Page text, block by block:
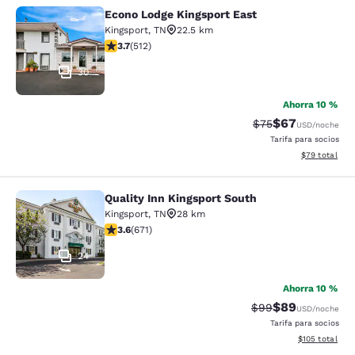
Econo Lodge Kingsport East
30
Econo Lodge Kingsport East
Kingsport, TN
22.5 km
calificación de 3.68 estrellas. Bueno. 512 reseñas
3.7(512)
Ahorra 10 %
Precio tachado:
$75Precio con
$67USD/noche
Tarifa para socios
Ver detalles
$79 total
Quality Inn Kingsport South
24
Quality Inn Kingsport South
Kingsport, TN
28 km
calificación de 3.63 estrellas. Bueno. 671 reseñas
3.6(671)
Ahorra 10 %
Precio tachado:
$99Precio con
$89USD/noche
Tarifa para socios
Ver detalles
$105 total